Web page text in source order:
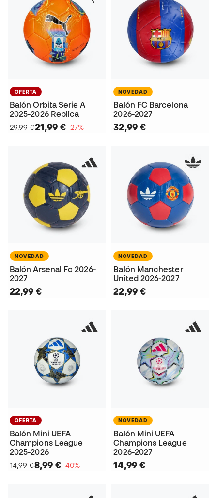
OFERTA
Balón Orbita Serie A
2025-2026 Replica
29,99 €21,99 €−27%
NOVEDAD
Balón FC Barcelona
2026-2027
32,99 €
NOVEDAD
Balón Arsenal Fc 2026-
2027
22,99 €
NOVEDAD
Balón Manchester
United 2026-2027
22,99 €
OFERTA
Balón Mini UEFA
Champions League
2025-2026
14,99 €8,99 €−40%
NOVEDAD
Balón Mini UEFA
Champions League
2026-2027
14,99 €